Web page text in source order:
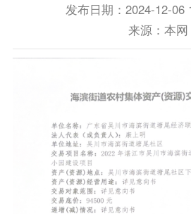
发布日期：2024-12-06
来源：本网